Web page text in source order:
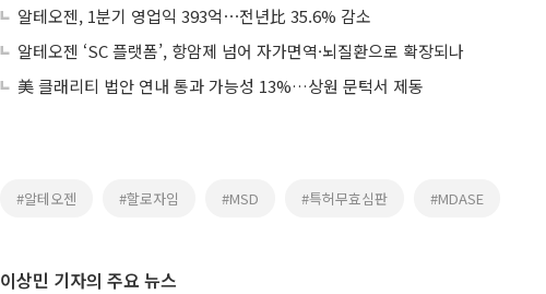
알테오젠, 1분기 영업익 393억⋯전년比 35.6% 감소
알테오젠 ‘SC 플랫폼’, 항암제 넘어 자가면역·뇌질환으로 확장되나
美 클래리티 법안 연내 통과 가능성 13%…상원 문턱서 제동
#알테오젠 #할로자임 #MSD #특허무효심판 #MDASE
이상민 기자의 주요 뉴스